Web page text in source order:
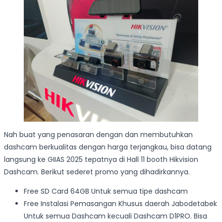
Nah buat yang penasaran dengan dan membutuhkan
dashcam berkualitas dengan harga terjangkau, bisa datang
langsung ke GIIAS 2025 tepatnya di Hall 11 booth Hikvision
Dashcam. Berikut sederet promo yang dihadirkannya.
Free SD Card 64GB Untuk semua tipe dashcam
Free Instalasi Pemasangan Khusus daerah Jabodetabek
Untuk semua Dashcam kecuali Dashcam D1PRO. Bisa